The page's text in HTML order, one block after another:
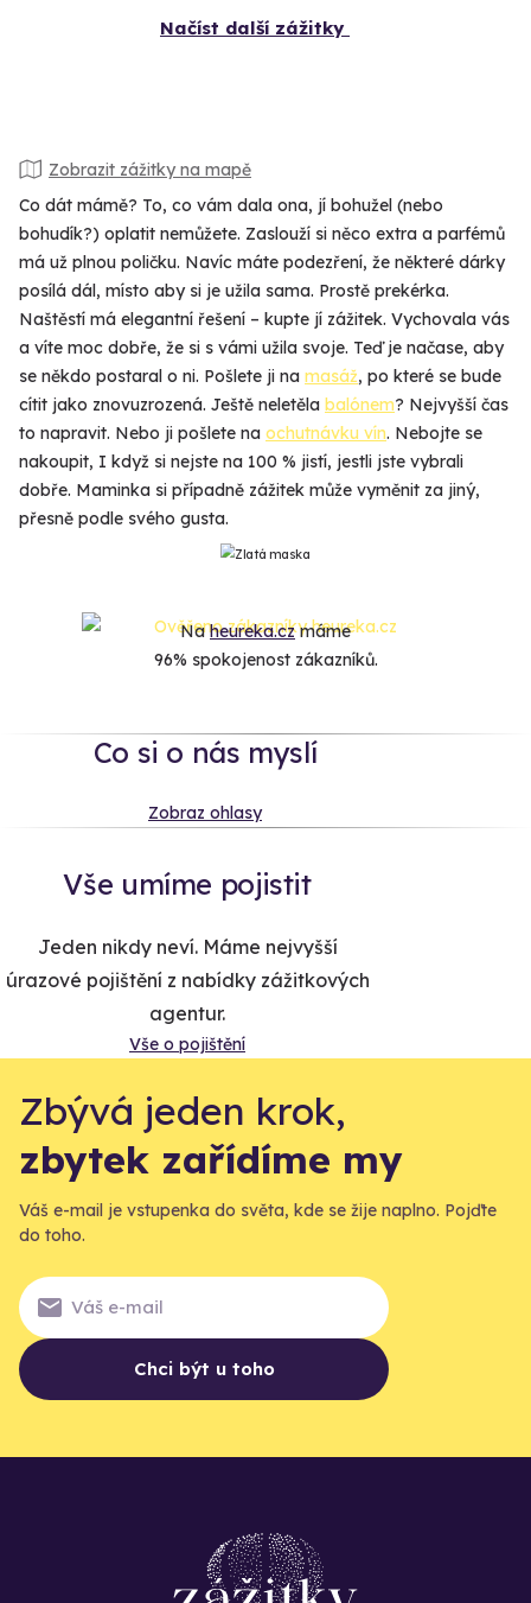
Načíst další zážitky
Zobrazit zážitky na mapě
Co dát mámě? To, co vám dala ona, jí bohužel (nebo
bohudík?) oplatit nemůžete. Zaslouží si něco extra a parfémů
má už plnou poličku. Navíc máte podezření, že některé dárky
posílá dál, místo aby si je užila sama. Prostě prekérka.
Naštěstí má elegantní řešení – kupte jí zážitek. Vychovala vás
a víte moc dobře, že si s vámi užila svoje. Teď je načase, aby
se někdo postaral o ni. Pošlete ji na masáž, po které se bude
cítit jako znovuzrozená. Ještě neletěla balónem? Nejvyšší čas
to napravit. Nebo ji pošlete na ochutnávku vín. Nebojte se
nakoupit, I když si nejste na 100 % jistí, jestli jste vybrali
dobře. Maminka si případně zážitek může vyměnit za jiný,
přesně podle svého gusta.
Naheureka.czmáme
96% spokojenost zákazníků.
Co si o nás myslí
Zobraz ohlasy
Vše umíme pojistit
Jeden nikdy neví. Máme nejvyšší
úrazové pojištění z nabídky zážitkových
agentur.
Vše o pojištění
Zbývá jeden krok,
zbytek zařídíme my
Váš e-mail je vstupenka do světa, kde se žije naplno. Pojďte
do toho.
Chci být u toho